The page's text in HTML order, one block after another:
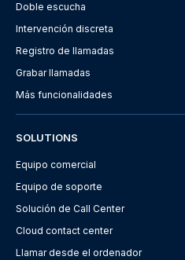
Doble escucha
Intervención discreta
Registro de llamadas
Grabar llamadas
Más funcionalidades
SOLUTIONS
Equipo comercial
Equipo de soporte
Solución de Call Center
Cloud contact center
Llamar desde el ordenador